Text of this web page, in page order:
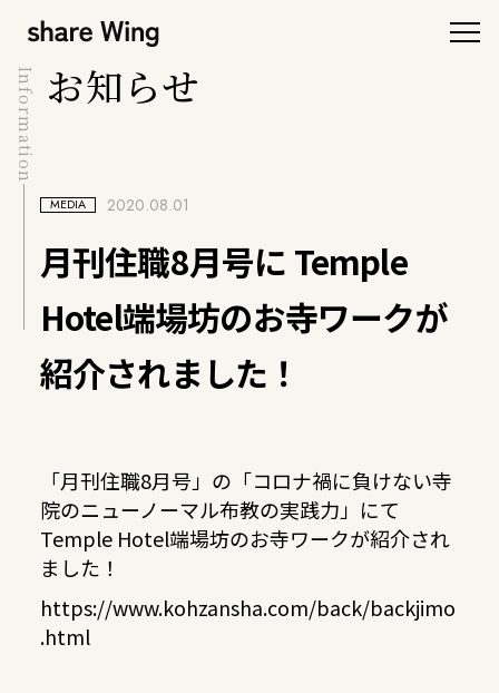
Information お知らせ
MEDIA 2020.08.01
月刊住職8月号に Temple
Hotel端場坊のお寺ワークが
紹介されました！
「月刊住職8月号」の「コロナ禍に負けない寺
院のニューノーマル布教の実践力」にて
Temple Hotel端場坊のお寺ワークが紹介され
ました！
https://www.kohzansha.com/back/backjimo
.html